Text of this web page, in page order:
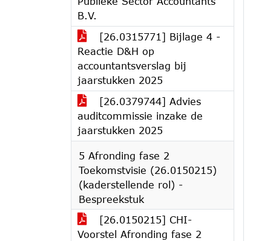
B.V.
[26.0315771] Bijlage 4 -
Reactie D&H op
accountantsverslag bij
jaarstukken 2025
[26.0379744] Advies
auditcommissie inzake de
jaarstukken 2025
5 Afronding fase 2
Toekomstvisie (26.0150215)
(kaderstellende rol) -
Bespreekstuk
[26.0150215] CHI-
Voorstel Afronding fase 2